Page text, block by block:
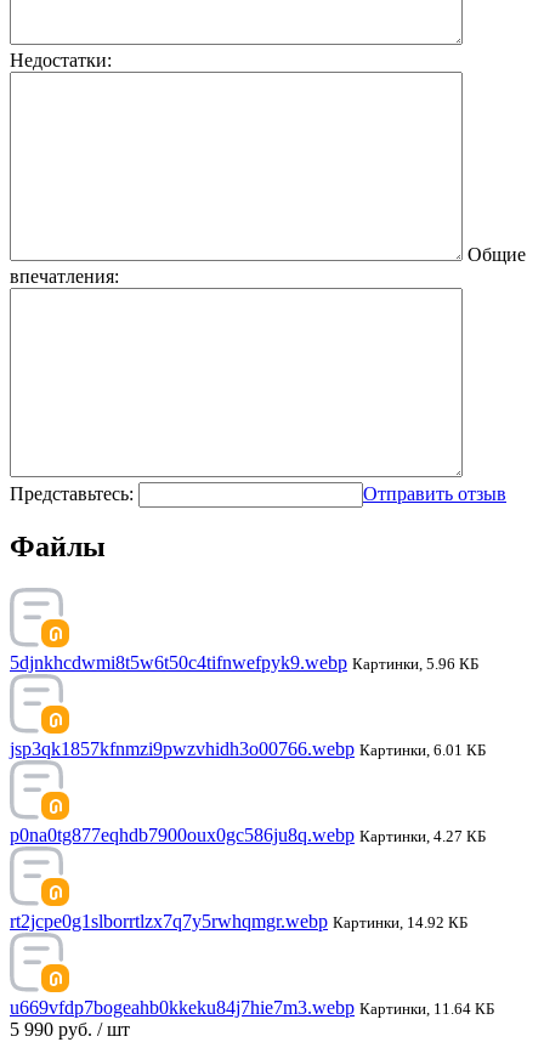
Недостатки:
Общие
впечатления:
Представьтесь: Отправить отзыв
Файлы
5djnkhcdwmi8t5w6t50c4tifnwefpyk9.webp Картинки, 5.96 КБ
jsp3qk1857kfnmzi9pwzvhidh3o00766.webp Картинки, 6.01 КБ
p0na0tg877eqhdb7900oux0gc586ju8q.webp Картинки, 4.27 КБ
rt2jcpe0g1slborrtlzx7q7y5rwhqmgr.webp Картинки, 14.92 КБ
u669vfdp7bogeahb0kkeku84j7hie7m3.webp Картинки, 11.64 КБ
5 990 руб. / шт